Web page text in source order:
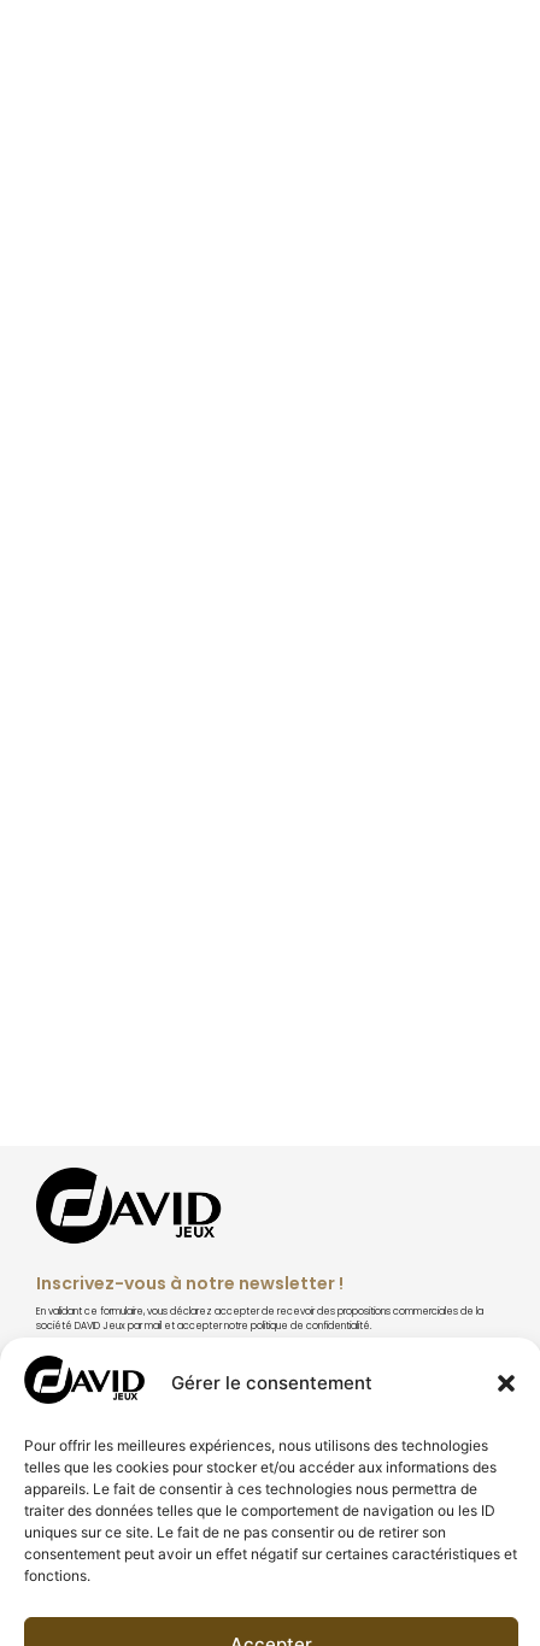
Gérer le consentement
Pour offrir les meilleures expériences, nous utilisons des technologies
telles que les cookies pour stocker et/ou accéder aux informations des
appareils. Le fait de consentir à ces technologies nous permettra de
traiter des données telles que le comportement de navigation ou les ID
uniques sur ce site. Le fait de ne pas consentir ou de retirer son
consentement peut avoir un effet négatif sur certaines caractéristiques et
fonctions.
Inscrivez-vous à notre newsletter !
En validant ce formulaire, vous déclarez accepter de recevoir des propositions commerciales de la
société DAVID Jeux par mail et accepter notre politique de confidentialité.
S'abonner
À PROPOS DE DAVID JEUX
CONSEILS & TECHNIQUES